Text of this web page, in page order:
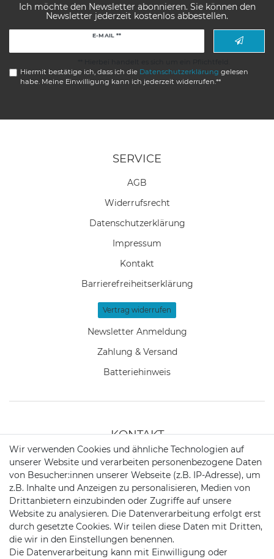
Ich möchte den Newsletter abonnieren. Sie können den
Newsletter jederzeit kostenlos abbestellen.
E-MAIL **
Hiermit bestätige ich, dass ich die Daten­schutz­erklärung gelesen
habe. Meine Einwilligung kann ich jederzeit widerrufen.**
SERVICE
AGB
Widerrufs­recht
Daten­schutz­erklärung
Impressum
Kontakt
Barrierefreiheitserklärung
Vertrag widerrufen
Newsletter Anmeldung
Zahlung & Versand
Batteriehinweis
KONTAKT
Telefon:+49 176 24909451
Mail:mail@trollingtreff.de
Wir verwenden Cookies und ähnliche Technologien auf
unserer Website und verarbeiten personenbezogene Daten
von Besucher:innen unserer Webseite (z.B. IP-Adresse), um
z.B. Inhalte und Anzeigen zu personalisieren, Medien von
Drittanbietern einzubinden oder Zugriffe auf unsere
Website zu analysieren. Die Datenverarbeitung erfolgt erst
durch gesetzte Cookies. Wir teilen diese Daten mit Dritten,
die wir in den Einstellungen benennen.
Die Datenverarbeitung kann mit Einwilligung oder